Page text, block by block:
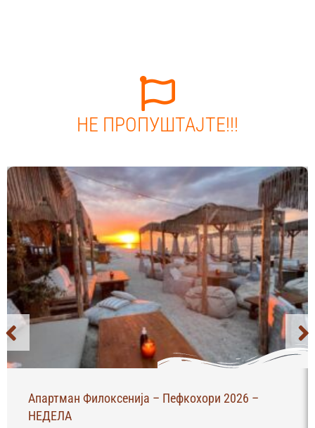
НЕ ПРОПУШТАЈТЕ!!!
Апартман Филоксенија – Пефкохори 2026 –
НЕДЕЛА